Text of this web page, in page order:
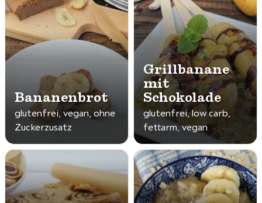
Bananenbrot
glutenfrei, vegan, ohne
Zuckerzusatz
Grillbanane
mit
Schokolade
glutenfrei, low carb,
fettarm, vegan